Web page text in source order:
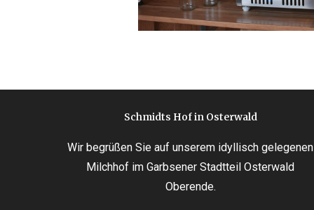
Schmidts Hof in Osterwald
Wir begrüßen Sie auf unserem idyllisch gelegenen
Milchhof im Garbsener Stadtteil Osterwald
Oberende.